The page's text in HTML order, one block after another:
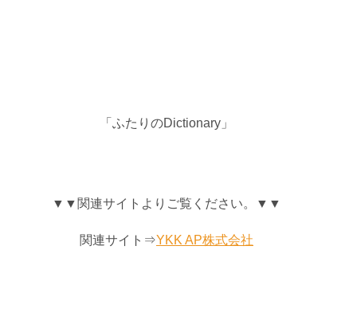
「ふたりのDictionary」
▼▼関連サイトよりご覧ください。▼▼
関連サイト⇒YKK AP株式会社